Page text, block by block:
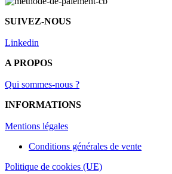
SUIVEZ-NOUS
Linkedin
A PROPOS
Qui sommes-nous ?
INFORMATIONS
Mentions légales
Conditions générales de vente
Politique de cookies (UE)